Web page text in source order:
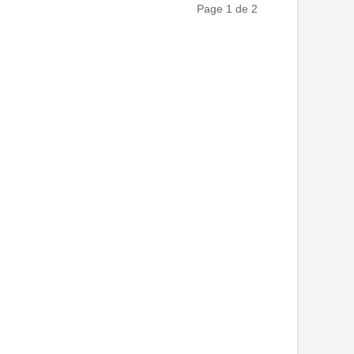
Page 1 de 2